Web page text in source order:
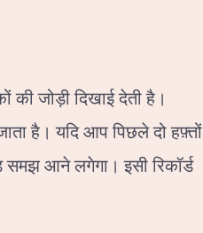
जोड़ी दिखाई देती है।
है। यदि आप पिछले दो हफ़्तों
आने लगेगा। इसी रिकॉर्ड